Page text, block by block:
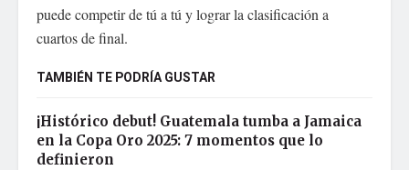
puede competir de tú a tú y lograr la clasificación a
cuartos de final.
TAMBIÉN TE PODRÍA GUSTAR
¡Histórico debut! Guatemala tumba a Jamaica
en la Copa Oro 2025: 7 momentos que lo
definieron